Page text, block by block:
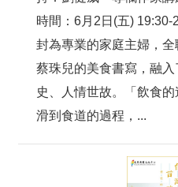
時間：6月2日(五) 19:30-
封為專業的家庭主婦，全
蔡珠兒的美食書寫，融
史、人情世故。「飲食
滑到食道的過程，...